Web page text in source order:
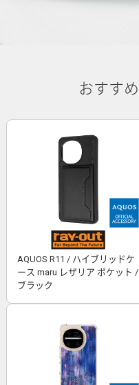
おすす
AQUOS R11 / ハイブリッドケ
ース maru レザリア ポケット /
ブラック